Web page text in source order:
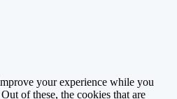
your experience while you
of these, the cookies that are